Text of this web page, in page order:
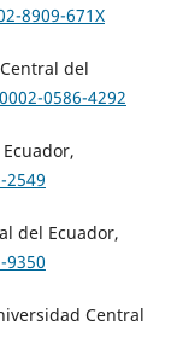
8909-671X
del
0586-4292
del Ecuador,
Central